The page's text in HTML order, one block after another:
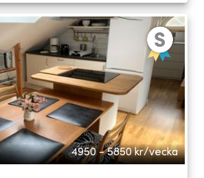
4950 - 5850 kr/vecka